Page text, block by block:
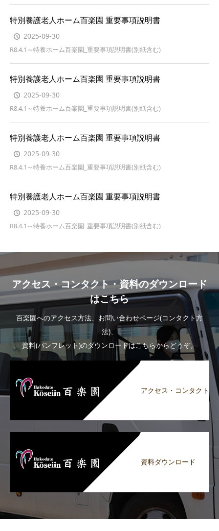
特別養護老人ホーム百楽園 重要事項説明書
2025-09-30
R8.4.1～特養ホーム百楽園_重要事項説明書(別紙含む)
特別養護老人ホーム百楽園 重要事項説明書
2025-09-30
R8.4.1～特養ホーム百楽園_重要事項説明書(別紙含む)
特別養護老人ホーム百楽園 重要事項説明書
2025-09-30
R8.4.1～特養ホーム百楽園_重要事項説明書(別紙含む)
特別養護老人ホーム百楽園 重要事項説明書
2025-09-30
R8.4.1～特養ホーム百楽園_重要事項説明書(別紙含む)
アクセス・コンタクト・資料のダウンロード
はこちら
百楽園へのアクセス方法、お問い合わせページ(コンタクト方
法)、
資料(パンフレット)のダウンロードはこちらからどうぞ。
アクセス・コンタクト
資料ダウンロード